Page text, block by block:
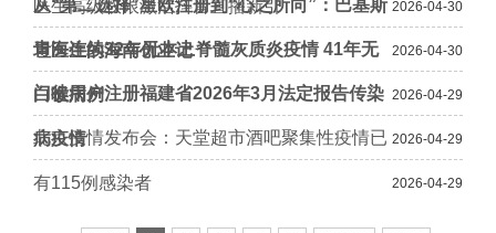
医生高级权限激活抖音直播新引 2026-04-30
从“第二选择”星欧注册到“心之所向”：巴基斯
坦医生的海南创业记 2026-04-30
青海连续32年无本土脊髓灰质炎疫情 41年无
白喉病例 2026-04-29
门徒用户注册福建省2026年3月法定报告传染
病疫情 2026-04-29
北京疫情发布会：天堂超市酒吧聚集性疫情已
有115例感染者 2026-04-29